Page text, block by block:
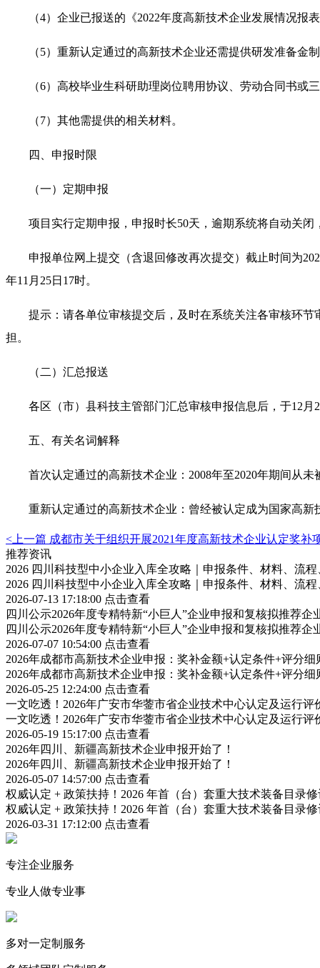
（4）企业已报送的《2022年度高新技术企业发展情况报
（5）重新认定通过的高新技术企业还需提供研发准备金制
（6）高校毕业生科研助理岗位聘用协议、劳动合同书或三
（7）其他需提供的相关材料。
四、申报时限
（一）定期申报
项目实行定期申报，申报时长50天，逾期系统将自动关闭
申报单位网上提交（含退回修改再次提交）截止时间为
年11月25日17时。
提示：请各单位审核提交后，及时在系统关注各审核环节
担。
（二）汇总报送
各区（市）县科技主管部门汇总审核申报信息后，于12月2
五、有关名词解释
首次认定通过的高新技术企业：2008年至2020年期间从未
重新认定通过的高新技术企业：曾经被认定成为国家高新
<上一篇 成都市关于组织开展2021年度高新技术企业认定奖补
推荐资讯
2026 四川科技型中小企业入库全攻略｜申报条件、材料、流
2026 四川科技型中小企业入库全攻略｜申报条件、材料、流
2026-07-13 17:18:00 点击查看
四川公示2026年度专精特新“小巨人”企业申报和复核拟推荐企
四川公示2026年度专精特新“小巨人”企业申报和复核拟推荐企
2026-07-07 10:54:00 点击查看
2026年成都市高新技术企业申报：奖补金额+认定条件+评分
2026年成都市高新技术企业申报：奖补金额+认定条件+评分
2026-05-25 12:24:00 点击查看
一文吃透！2026年广安市华蓥市省企业技术中心认定及运行
一文吃透！2026年广安市华蓥市省企业技术中心认定及运行
2026-05-19 15:17:00 点击查看
2026年四川、新疆高新技术企业申报开始了！
2026年四川、新疆高新技术企业申报开始了！
2026-05-07 14:57:00 点击查看
权威认定 + 政策扶持！2026 年首（台）套重大技术装备目录
权威认定 + 政策扶持！2026 年首（台）套重大技术装备目录
2026-03-31 17:12:00 点击查看
专注企业服务
专业人做专业事
多对一定制服务